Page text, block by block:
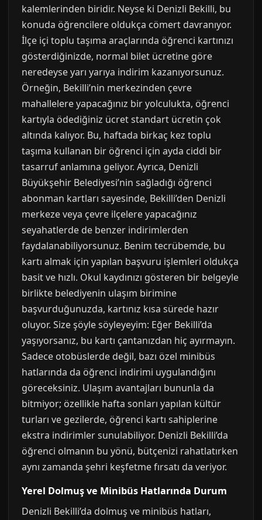
kalemlerinden biridir. Neyse ki Denizli Bekilli, bu
konuda öğrencilere oldukça cömert davranıyor.
İlçe içi toplu taşıma araçlarında öğrenci kartınızı
gösterdiğinizde, normal bilet ücretine göre
neredeyse yarı yarıya indirim kazanıyorsunuz.
Örneğin, Bekilli’nin merkezinden çevre
mahallelere yapacağınız bir yolculukta, öğrenci
kartıyla ödediğiniz ücret standart ücretin çok
altında kalıyor. Bu, haftada birkaç kez toplu
taşıma kullanan bir öğrenci için ayda ciddi bir
tasarruf anlamına geliyor. Ayrıca, Denizli
Büyükşehir Belediyesi’nin sağladığı öğrenci
abonman kartları sayesinde, Bekilli’den Denizli
merkeze veya çevre ilçelere yapacağınız
seyahatlerde de benzer indirimlerden
faydalanabiliyorsunuz. Benim tecrübemde, bu
kartı almak için yapılan başvuru işlemleri oldukça
basit ve hızlı. Okul kaydınızı gösteren bir belgeyle
birlikte belediyenin ulaşım birimine
başvurduğunuzda, kartınız kısa sürede hazır
oluyor. Size şöyle söyleyeyim: Eğer Bekilli’da
yaşıyorsanız, bu kartı çantanızdan hiç ayırmayın.
Sadece otobüslerde değil, bazı özel minibüs
hatlarında da öğrenci indirimi uygulandığını
göreceksiniz. Ulaşım avantajları bununla da
bitmiyor; özellikle hafta sonları yapılan kültür
turları ve gezilerde, öğrenci kartı sahiplerine
ekstra indirimler sunulabiliyor. Denizli Bekilli’da
öğrenci olmanın bu yönü, bütçenizi rahatlatırken
aynı zamanda şehri keşfetme fırsatı da veriyor.
Yerel Dolmuş ve Minibüs Hatlarında Durum
Denizli Bekilli’da dolmuş ve minibüs hatları,